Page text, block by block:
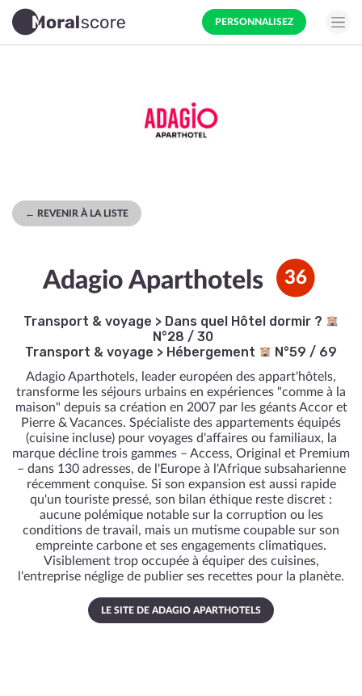
PERSONNALISEZ
← REVENIR À LA LISTE
Adagio Aparthotels 36
Transport & voyage > Dans quel Hôtel dormir ?
N°28 / 30
Transport & voyage > Hébergement N°59 / 69
Adagio Aparthotels, leader européen des appart'hôtels,
transforme les séjours urbains en expériences "comme à la
maison" depuis sa création en 2007 par les géants Accor et
Pierre & Vacances. Spécialiste des appartements équipés
(cuisine incluse) pour voyages d'affaires ou familiaux, la
marque décline trois gammes – Access, Original et Premium
– dans 130 adresses, de l'Europe à l'Afrique subsaharienne
récemment conquise. Si son expansion est aussi rapide
qu'un touriste pressé, son bilan éthique reste discret :
aucune polémique notable sur la corruption ou les
conditions de travail, mais un mutisme coupable sur son
empreinte carbone et ses engagements climatiques.
Visiblement trop occupée à équiper des cuisines,
l'entreprise néglige de publier ses recettes pour la planète.
LE SITE DE ADAGIO APARTHOTELS